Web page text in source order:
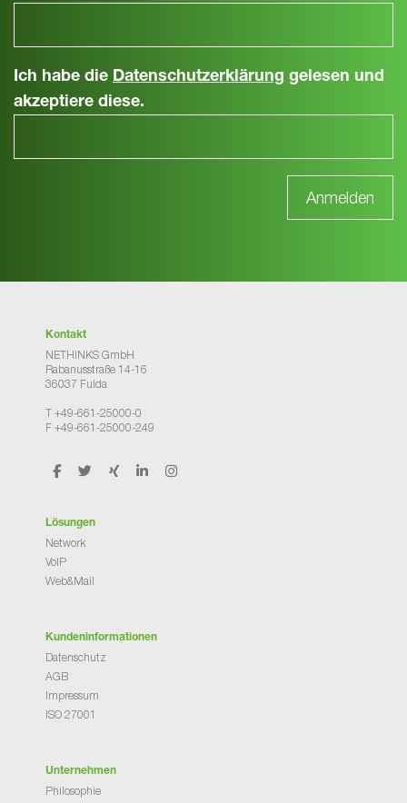
Ich habe die Datenschutzerklärung gelesen und
akzeptiere diese.
Kontakt
NETHINKS GmbH
Rabanusstraße 14-16
36037 Fulda
T +49-661-25000-0
F +49-661-25000-249
Lösungen
Network
VoIP
Web&Mail
Kundeninformationen
Datenschutz
AGB
Impressum
ISO 27001
Unternehmen
Philosophie